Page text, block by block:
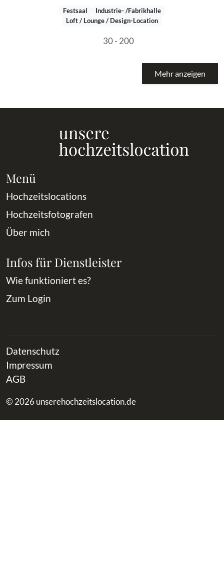
Festsaal
Industrie- /Fabrikhalle
Loft / Lounge / Design-Location
30 - 200
Mehr anzeigen
Menü
Hochzeitslocations
Hochzeitsfotografen
Über mich
Infos für Dienstleister
Wie funktioniert es?
Zum Login
Datenschutz
Impressum
AGB
© 2026 unserehochzeitslocation.de